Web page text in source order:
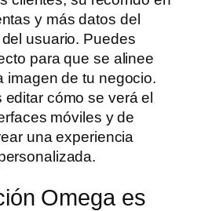
y más datos del
usuario. Puedes
para que se alinee
imagen de tu negocio.
cómo se verá el
móviles y de
una experiencia
Omega es